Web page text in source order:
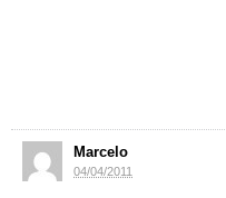
Marcelo
04/04/2011